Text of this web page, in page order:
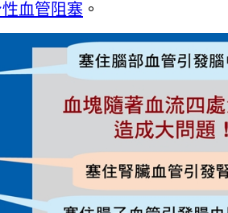
血管阻塞 。